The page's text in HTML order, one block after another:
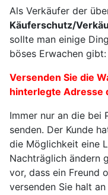
Als Verkäufer der
Käuferschutz/
sollte man einige
böses Erwachen gibt:
Versenden Sie die
hinterlegte Adresse
Immer nur an die bei
senden. Der Kunde
die Möglichkeit eine
Nachträglich ändern
vor, dass ein Freund
versenden Sie halt